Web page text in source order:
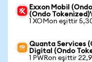
Exxon Mobil
(Ondo
1 XOMon eşittir
Quanta Services
Digital (Ondo
1 PWRon eşittir